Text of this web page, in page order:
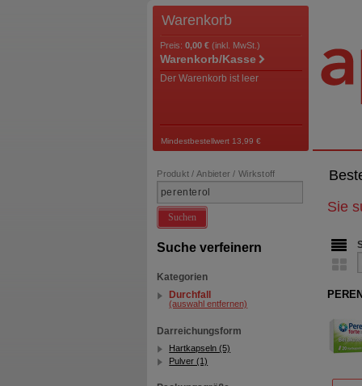
Warenkorb
Preis: 0,00 € (inkl. MwSt.)
Warenkorb/Kasse
Der Warenkorb ist leer
Mindestbestellwert 13,99 €
Produkt / Anbieter / Wirkstoff
Suchen
Suche verfeinern
Kategorien
Durchfall
(auswahl entfernen)
Darreichungsform
Hartkapseln (5)
Pulver (1)
Sie